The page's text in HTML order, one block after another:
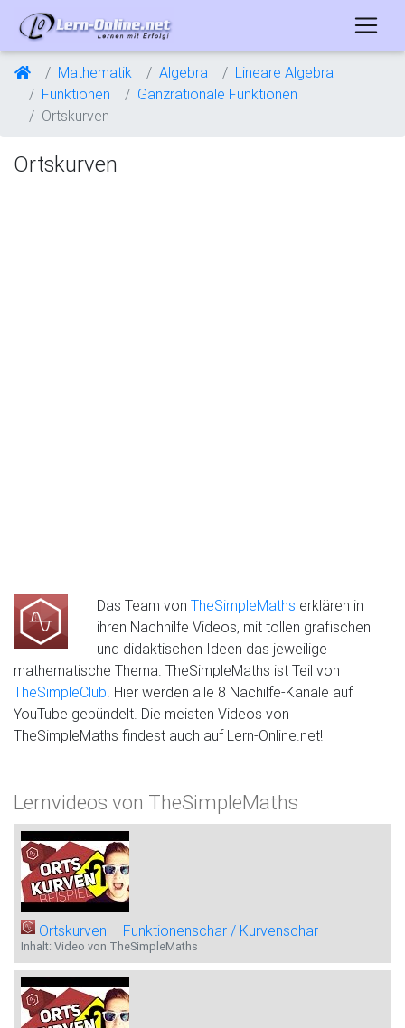
Mathematik Algebra
Lineare Algebra
Funktionen
Ganzrationale Funktionen
Ortskurven
Ortskurven
Das Team von TheSimpleMaths erklären in
ihren Nachhilfe Videos, mit tollen grafischen
und didaktischen Ideen das jeweilige
mathematische Thema. TheSimpleMaths ist Teil von
TheSimpleClub. Hier werden alle 8 Nachilfe-Kanäle auf
YouTube gebündelt. Die meisten Videos von
TheSimpleMaths findest auch auf Lern-Online.net!
Lernvideos von TheSimpleMaths
Ortskurven – Funktionenschar / Kurvenschar
Inhalt: Video von TheSimpleMaths